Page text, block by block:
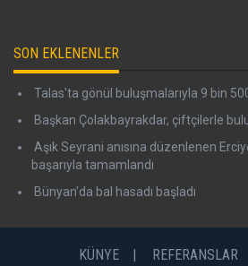
SON EKLENENLER
Talas'ta gönül buluşmalarıyla 9 bin
Başkan Çolakbayrakdar, çiftçilerle
Aşık Seyrani anısına düzenlenen
başarıyla tamamlandı
Bünyan'da bal hasadı başladı
KÜNYE REFERANSLAR